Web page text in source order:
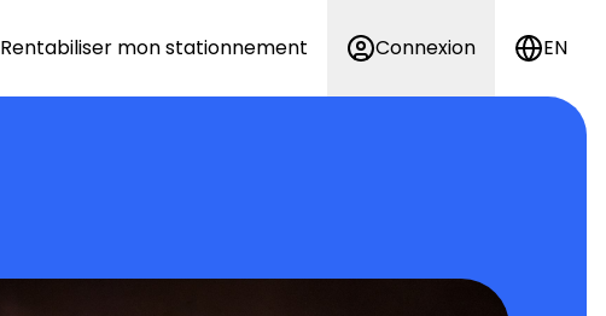
Rentabiliser mon stationnement Connexion EN